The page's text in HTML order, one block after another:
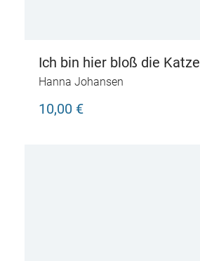
Ich bin hier bloß die Katze
Hanna Johansen
10,00 €